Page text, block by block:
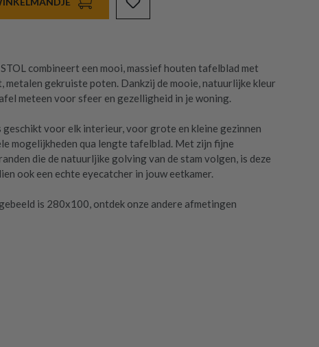
combineert een mooi, massief houten tafelblad met
metalen gekruiste poten. Dankzij de mooie, natuurlijke kleur
meteen voor sfeer en gezelligheid in je woning.
geschikt voor elk interieur, voor grote en kleine gezinnen
mogelijkheden qua lengte tafelblad. Met zijn fijne
die de natuurljike golving van de stam volgen, is deze
ook een echte eyecatcher in jouw eetkamer.
is 280x100, ontdek onze andere afmetingen